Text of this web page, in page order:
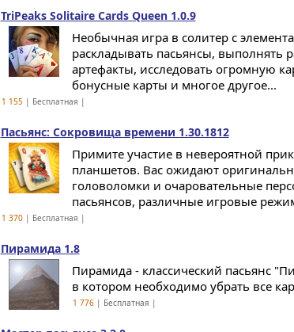
TriPeaks Solitaire Cards Queen 1.0.9
Необычная игра в солитер с
раскладывать пасьянсы, выполнять
артефакты, исследовать огромную
бонусные карты и многое другое...
1 155| Бесплатная |
Пасьянс: Сокровища времени 1.30.1812
Примите участие в невероятной
планшетов. Вас ожидают
головоломки и очаровательные
пасьянсов, различные игровые
1 370| Бесплатная |
Пирамида 1.8
Пирамида - классический пасьянс
в котором необходимо убрать все
1 776| Бесплатная |